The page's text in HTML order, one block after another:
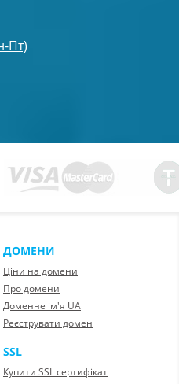
Пт)
ДОМЕНИ
Ціни на домени
Про домени
Доменне ім'я UA
Реєструвати домен
SSL
Купити SSL сертифікат